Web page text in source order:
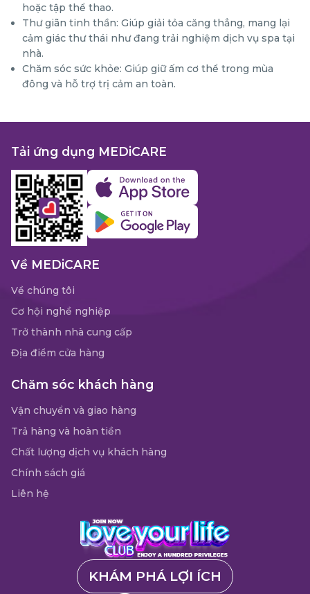
hoặc tập thể thao.
Thư giãn tinh thần: Giúp giải tỏa căng thẳng, mang lại
cảm giác thư thái như đang trải nghiệm dịch vụ spa tại
nhà.
Chăm sóc sức khỏe: Giúp giữ ấm cơ thể trong mùa
đông và hỗ trợ trị cảm an toàn.
Tải ứng dụng MEDiCARE
Về MEDiCARE
Về chúng tôi
Cơ hội nghề nghiệp
Trở thành nhà cung cấp
Địa điểm cửa hàng
Chăm sóc khách hàng
Vận chuyển và giao hàng
Trả hàng và hoàn tiền
Chất lượng dịch vụ khách hàng
Chính sách giá
Liên hệ
KHÁM PHÁ LỢI ÍCH